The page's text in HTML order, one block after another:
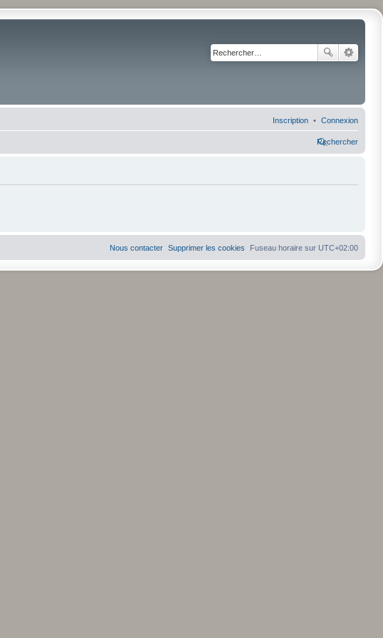
Connexion
Inscription
Rechercher
Fuseau horaire sur UTC+02:00
Supprimer les cookies
Nous contacter